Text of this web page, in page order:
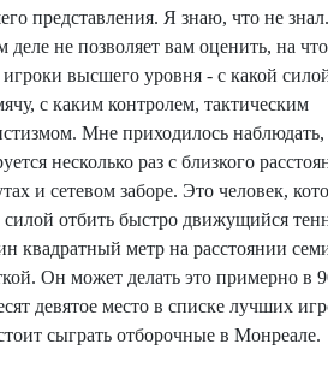
представления. Я знаю, что не
деле не позволяет вам оценить, на что
высшего уровня - с какой
с каким контролем, тактическим
Мне приходилось наблюдать,
несколько раз с близкого
и ​​сетевом заборе. Это человек,
отбить быстро движущийся
квадратный метр на расстоянии
Он может делать это примерно в
девятое место в списке лучших
сыграть отборочные в Монреале.